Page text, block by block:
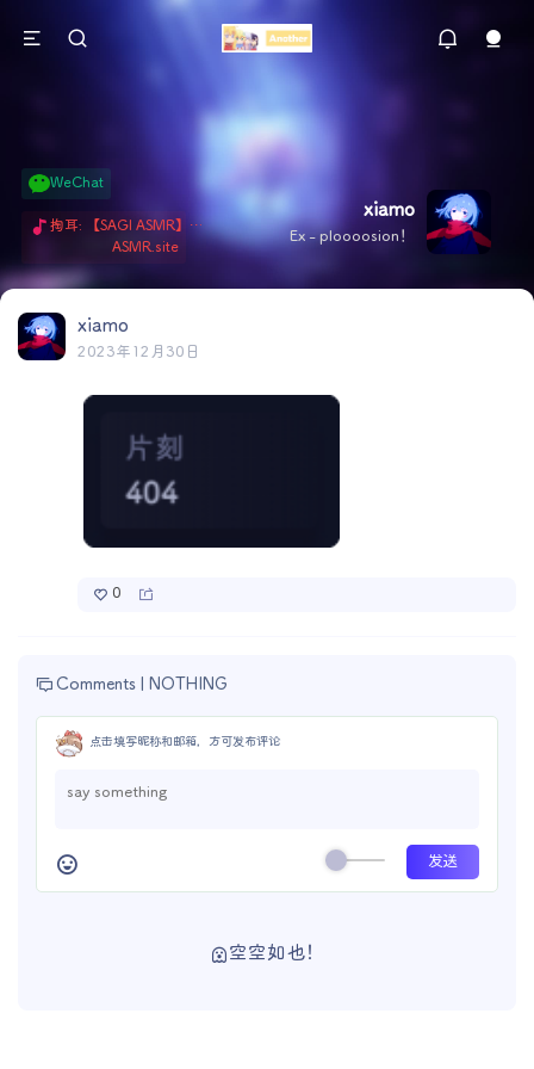
xiamo
Ex - ploooosion！
WeChat
掏耳: 【SAGI ASMR】今天就由阿米娅给博士掏耳吧「耳勺x鹅毛棒x吹气」 Hi-Res无损助眠 + 单刷: ASMR 精选4.0｜ 陪伴天花板 ✦扶扶の温柔哄睡 ✦ 顶级道具和语气词的交融 ✦ 扶桑大红花、
ASMR.site
xiamo
2023年12月30日
0
Comments | NOTHING
点击填写昵称和邮箱，方可发布评论
空空如也！